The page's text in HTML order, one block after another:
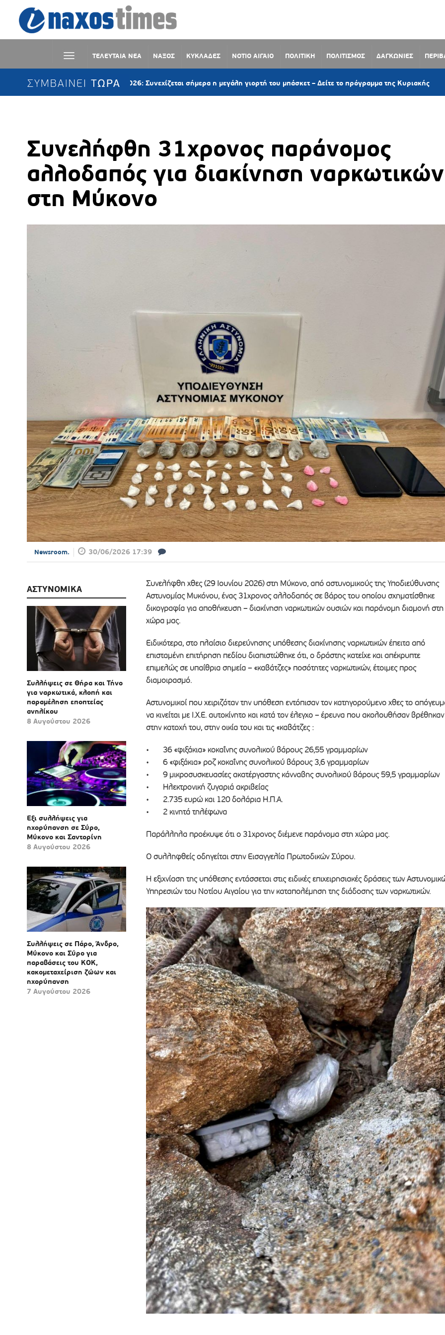
ΤΕΛΕΥΤΑΙΑ ΝΕΑ ΝΑΞΟΣ ΚΥΚΛΑΔΕΣ ΝΟΤΙΟ ΑΙΓΑΙΟ ΠΟΛΙΤΙΚΗ ΠΟΛΙΤΙΣΜΟΣ ΔΑΓΚΩΝΙΕΣ
ΣΥΜΒΑΙΝΕΙ ΤΩΡΑ
NAXOS 3×3 2026: Συνεχίζεται σήμερα η μεγάλη γιορτή του μπάσκετ – Δείτε το πρόγραμμα της Κυριακής 1 ώρα
Συνελήφθη 31χρονος παράνομος
αλλοδαπός για διακίνηση ναρκωτικών
στη Μύκονο
Newsroom. 30/06/2026 17:39
ΑΣΤΥΝΟΜΙΚΑ
Συλλήψεις σε Θήρα και Τήνο
για ναρκωτικά, κλοπή και
παραμέληση εποπτείας
ανηλίκου
8 Αυγούστου 2026
Έξι συλλήψεις για
ηχορύπανση σε Σύρο,
Μύκονο και Σαντορίνη
8 Αυγούστου 2026
Συλλήψεις σε Πάρο, Άνδρο,
Μύκονο και Σύρο για
παραβάσεις του ΚΟΚ,
κακομεταχείριση ζώων και
ηχορύπανση
7 Αυγούστου 2026
Συνελήφθη χθες (29 Ιουνίου 2026) στη Μύκονο, από αστυνομικούς της Υποδιεύθυνσης
Αστυνομίας Μυκόνου, ένας 31χρονος αλλοδαπός σε βάρος του οποίου σχηματίσθηκε
δικογραφία για αποθήκευση – διακίνηση ναρκωτικών ουσιών και παράνομη διαμονή στη
χώρα μας.
Ειδικότερα, στο πλαίσιο διερεύνησης υπόθεσης διακίνησης ναρκωτικών έπειτα από
επισταμένη επιτήρηση πεδίου διαπιστώθηκε ότι, ο δράστης κατείχε και απέκρυπτε
επιμελώς σε υπαίθρια σημεία – «καβάτζες» ποσότητες ναρκωτικών, έτοιμες προς
διαμοιρασμό.
Αστυνομικοί που χειριζόταν την υπόθεση εντόπισαν τον κατηγορούμενο χθες το
να κινείται με Ι.Χ.Ε. αυτοκίνητο και κατά τον έλεγχο – έρευνα που ακολουθήσαν βρέθηκαν
στην κατοχή του, στην οικία του και τις «καβάτζες :
• 36 «φιξάκια» κοκαΐνης συνολικού βάρους 26,55 γραμμαρίων
• 6 «φιξάκια» ροζ κοκαΐνης συνολικού βάρους 3,6 γραμμαρίων
• 9 μικροσυσκευασίες ακατέργαστης κάνναβης συνολικού βάρους 59,5 γραμμαρίων
• Ηλεκτρονική ζυγαριά ακριβείας
• 2.735 ευρώ και 120 δολάρια Η.Π.Α.
• 2 κινητά τηλέφωνα
Παράλληλα προέκυψε ότι ο 31χρονος διέμενε παράνομα στη χώρα μας.
Ο συλληφθείς οδηγείται στην Εισαγγελία Πρωτοδικών Σύρου.
Η εξιχνίαση της υπόθεσης εντάσσεται στις ειδικές επιχειρησιακές δράσεις των
Υπηρεσιών του Νοτίου Αιγαίου για την καταπολέμηση της διάδοσης των ναρκωτικών.